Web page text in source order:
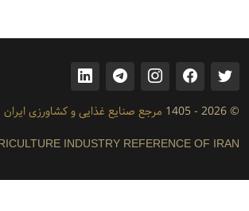
© 2026 - 1405 مرجع صنایع غذایی و کشاورزی ایران
INDUSTRY REFERENCE OF IRAN